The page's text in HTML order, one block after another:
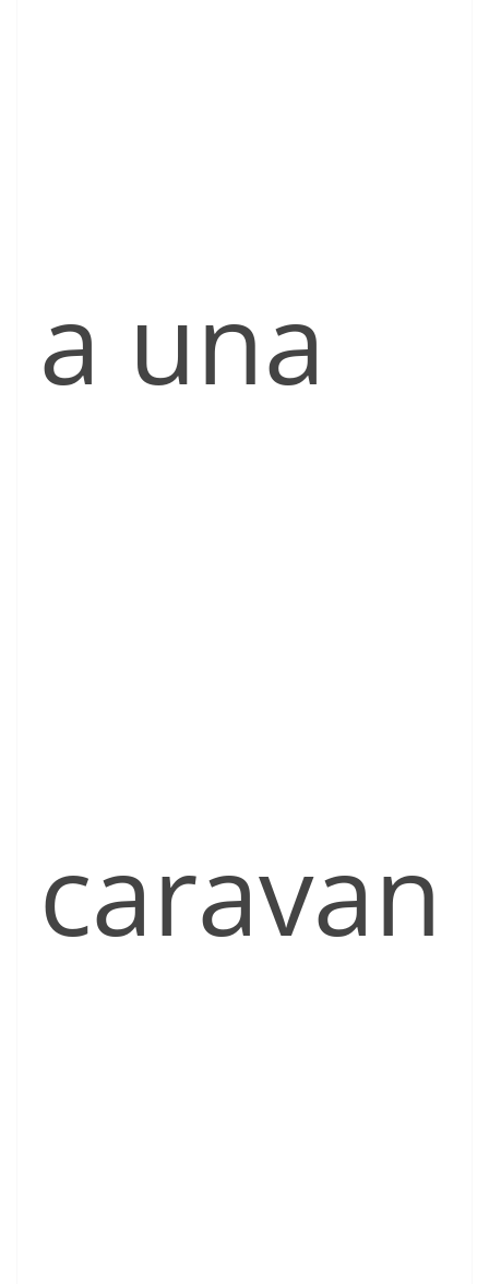
a una
caravan